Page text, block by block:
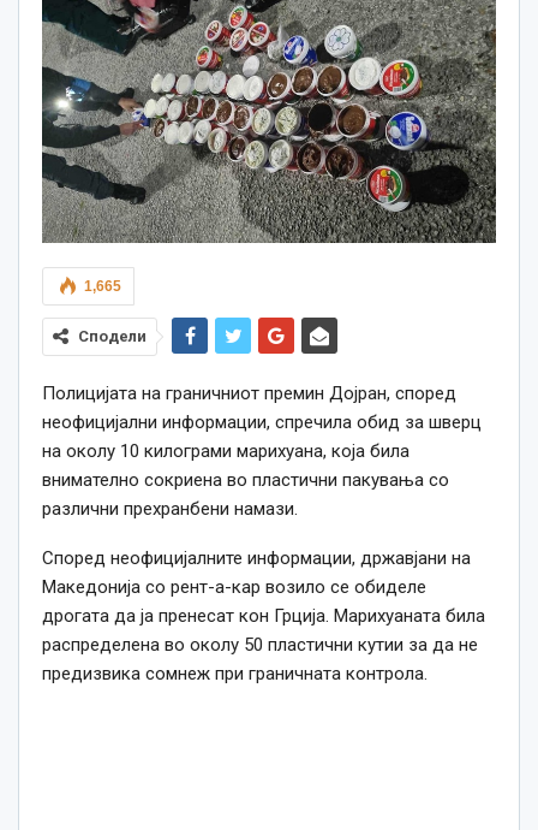
1,665
Сподели
Полицијата на граничниот премин Дојран, според
неофицијални информации, спречила обид за шверц
на околу 10 килограми марихуана, која била
внимателно сокриена во пластични пакувања со
различни прехранбени намази.
Според неофицијалните информации, државјани на
Македонија со рент-а-кар возило се обиделе
дрогата да ја пренесат кон Грција. Марихуаната била
распределена во околу 50 пластични кутии за да не
предизвика сомнеж при граничната контрола.